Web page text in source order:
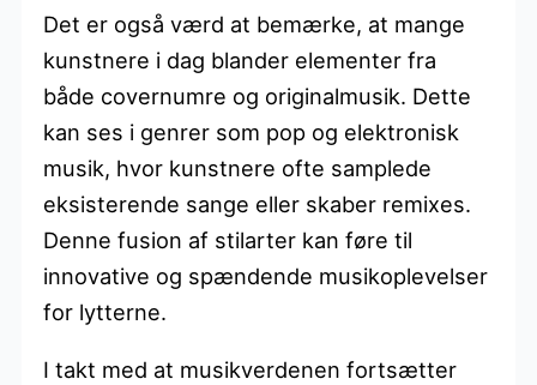
Det er også værd at bemærke, at mange
kunstnere i dag blander elementer fra
både covernumre og originalmusik. Dette
kan ses i genrer som pop og elektronisk
musik, hvor kunstnere ofte samplede
eksisterende sange eller skaber remixes.
Denne fusion af stilarter kan føre til
innovative og spændende musikoplevelser
for lytterne.
I takt med at musikverdenen fortsætter